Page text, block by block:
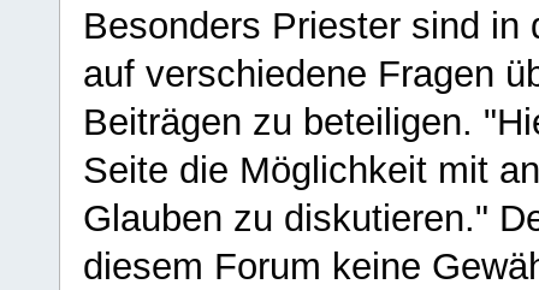
Besonders Priester sind in
auf verschiedene Fragen
Beiträgen zu beteiligen.
Seite die Möglichkeit mit
Glauben zu diskutieren."
diesem Forum keine